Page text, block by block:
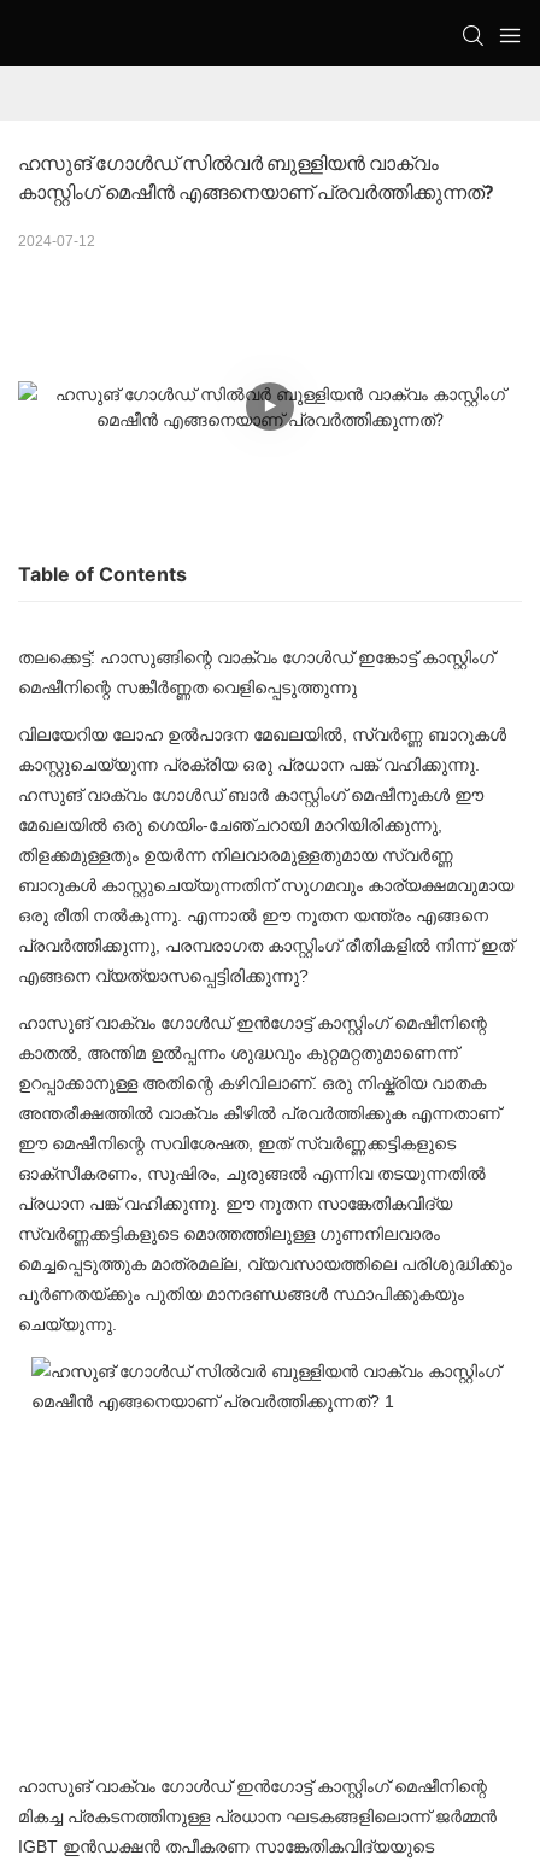
ഹസുങ് ഗോൾഡ് സിൽവർ ബുള്ളിയൻ വാക്വം
കാസ്റ്റിംഗ് മെഷീൻ എങ്ങനെയാണ് പ്രവർത്തിക്കുന്നത്?
2024-07-12
Table of Contents
തലക്കെട്ട്: ഹാസുങ്ങിന്റെ വാക്വം ഗോൾഡ് ഇങ്കോട്ട് കാസ്റ്റിംഗ്
മെഷീനിന്റെ സങ്കീർണ്ണത വെളിപ്പെടുത്തുന്നു
വിലയേറിയ ലോഹ ഉൽപാദന മേഖലയിൽ, സ്വർണ്ണ ബാറുകൾ
കാസ്റ്റുചെയ്യുന്ന പ്രക്രിയ ഒരു പ്രധാന പങ്ക് വഹിക്കുന്നു.
ഹസുങ് വാക്വം ഗോൾഡ് ബാർ കാസ്റ്റിംഗ് മെഷീനുകൾ ഈ
മേഖലയിൽ ഒരു ഗെയിം-ചേഞ്ചറായി മാറിയിരിക്കുന്നു,
തിളക്കമുള്ളതും ഉയർന്ന നിലവാരമുള്ളതുമായ സ്വർണ്ണ
ബാറുകൾ കാസ്റ്റുചെയ്യുന്നതിന് സുഗമവും കാര്യക്ഷമവുമായ
ഒരു രീതി നൽകുന്നു. എന്നാൽ ഈ നൂതന യന്ത്രം എങ്ങനെ
പ്രവർത്തിക്കുന്നു, പരമ്പരാഗത കാസ്റ്റിംഗ് രീതികളിൽ നിന്ന് ഇത്
എങ്ങനെ വ്യത്യാസപ്പെട്ടിരിക്കുന്നു?
ഹാസുങ് വാക്വം ഗോൾഡ് ഇൻഗോട്ട് കാസ്റ്റിംഗ് മെഷീനിന്റെ
കാതൽ, അന്തിമ ഉൽപ്പന്നം ശുദ്ധവും കുറ്റമറ്റതുമാണെന്ന്
ഉറപ്പാക്കാനുള്ള അതിന്റെ കഴിവിലാണ്. ഒരു നിഷ്ക്രിയ വാതക
അന്തരീക്ഷത്തിൽ വാക്വം കീഴിൽ പ്രവർത്തിക്കുക എന്നതാണ്
ഈ മെഷീനിന്റെ സവിശേഷത, ഇത് സ്വർണ്ണക്കട്ടികളുടെ
ഓക്സീകരണം, സുഷിരം, ചുരുങ്ങൽ എന്നിവ തടയുന്നതിൽ
പ്രധാന പങ്ക് വഹിക്കുന്നു. ഈ നൂതന സാങ്കേതികവിദ്യ
സ്വർണ്ണക്കട്ടികളുടെ മൊത്തത്തിലുള്ള ഗുണനിലവാരം
മെച്ചപ്പെടുത്തുക മാത്രമല്ല, വ്യവസായത്തിലെ പരിശുദ്ധിക്കും
പൂർണതയ്ക്കും പുതിയ മാനദണ്ഡങ്ങൾ സ്ഥാപിക്കുകയും
ചെയ്യുന്നു.
ഹാസുങ് വാക്വം ഗോൾഡ് ഇൻഗോട്ട് കാസ്റ്റിംഗ് മെഷീനിന്റെ
മികച്ച പ്രകടനത്തിനുള്ള പ്രധാന ഘടകങ്ങളിലൊന്ന് ജർമ്മൻ
IGBT ഇൻഡക്ഷൻ തപീകരണ സാങ്കേതികവിദ്യയുടെ